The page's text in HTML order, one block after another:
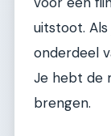
uitstoot.
onderdeel
Je hebt de
brengen.